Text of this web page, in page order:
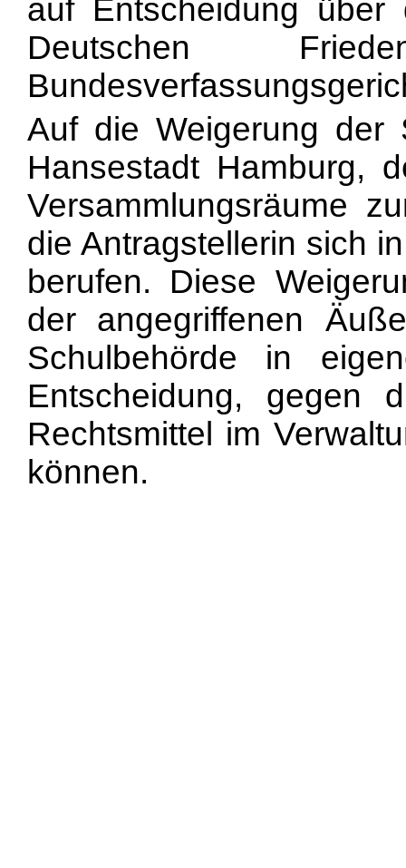
auf Entscheidung über
Deutschen
Auf die Weigerung der
Hansestadt Hamburg,
Versammlungsräume
die Antragstellerin sich
berufen. Diese
der angegriffenen
Schulbehörde in
Entscheidung, gegen
Rechtsmittel im
können.